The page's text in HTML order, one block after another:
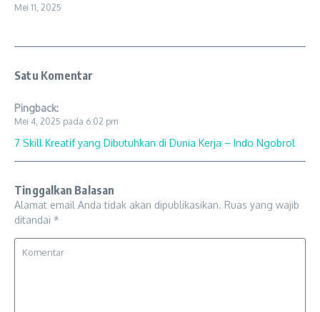
Mei 11, 2025
Satu Komentar
Pingback:
Mei 4, 2025 pada 6:02 pm
7 Skill Kreatif yang Dibutuhkan di Dunia Kerja – Indo Ngobrol
Tinggalkan Balasan
Alamat email Anda tidak akan dipublikasikan. Ruas yang wajib
ditandai *